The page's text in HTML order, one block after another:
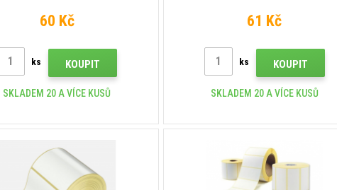
60 Kč
ks KOUPIT
SKLADEM 20 A VÍCE KUSŮ
61 Kč
ks KOUPIT
SKLADEM 20 A VÍCE KUSŮ